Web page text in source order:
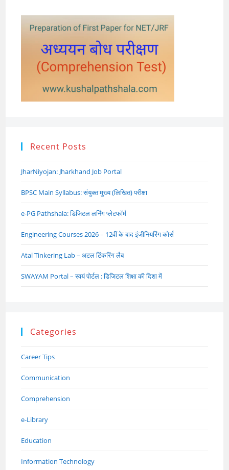
Recent Posts
JharNiyojan: Jharkhand Job Portal
BPSC Main Syllabus: संयुक्त मुख्य (लिखित) परीक्षा
e-PG Pathshala: डिजिटल लर्निंग प्लेटफॉर्म
Engineering Courses 2026 – 12वीं के बाद इंजीनियरिंग कोर्स
Atal Tinkering Lab – अटल टिंकरिंग लैब
SWAYAM Portal – स्वयं पोर्टल : डिजिटल शिक्षा की दिशा में
Categories
Career Tips
Communication
Comprehension
e-Library
Education
Information Technology